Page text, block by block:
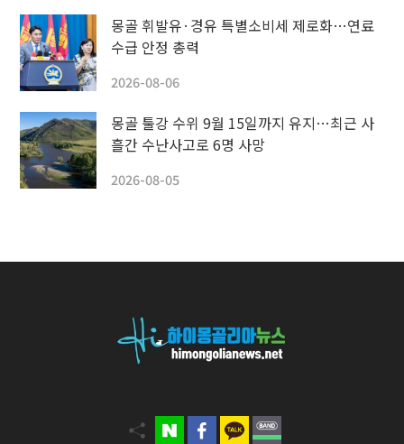
몽골 휘발유·경유 특별소비세 제로화…연료
수급 안정 총력
2026-08-06
몽골 툴강 수위 9월 15일까지 유지…최근 사
흘간 수난사고로 6명 사망
2026-08-05